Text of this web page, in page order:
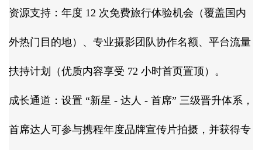
资源支持：年度 12 次免费旅行体验机会（覆盖国内
外热门目的地）、专业摄影团队协作名额、平台流量
扶持计划（优质内容享受 72 小时首页置顶）。​
成长通道：设置 “新星 - 达人 - 首席” 三级晋升体系，
首席达人可参与携程年度品牌宣传片拍摄，并获得专